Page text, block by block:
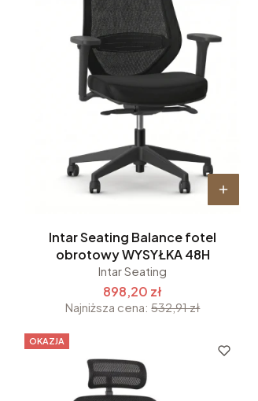
Intar Seating Balance fotel
obrotowy WYSYŁKA 48H
Intar Seating
898,20 zł
Najniższa cena: 532,91 zł
OKAZJA